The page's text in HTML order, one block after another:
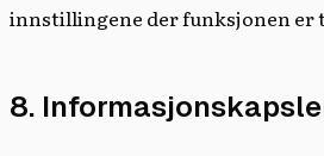
innstillingene der funksjonen er
8.